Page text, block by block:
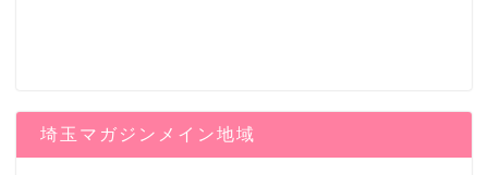
埼玉マガジンメイン地域